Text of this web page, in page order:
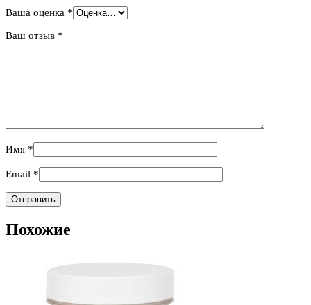
Ваша оценка *
Ваш отзыв *
Имя *
Email *
Похожие